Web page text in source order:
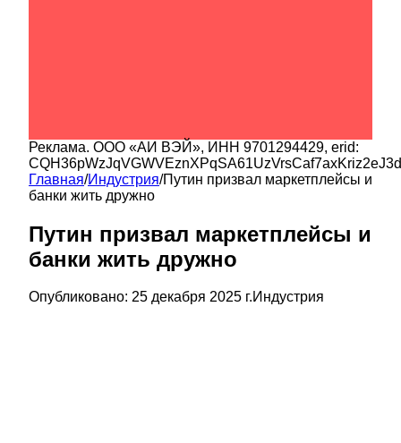
Реклама. ООО «АИ ВЭЙ», ИНН 9701294429, erid:
Главная/Индустрия/Путин призвал маркетплейсы и
банки жить дружно
Путин призвал маркетплейсы и
банки жить дружно
Опубликовано: 25 декабря 2025 г.Индустрия